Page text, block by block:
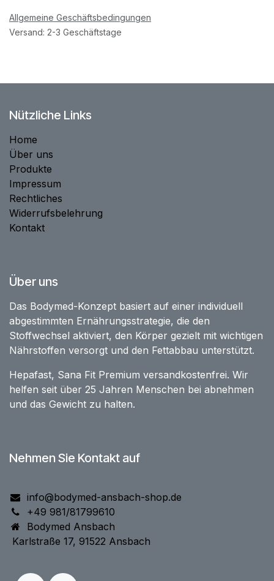
Allgemeine Geschäftsbedingungen
Versand: 2-3 Geschäftstage
Nützliche Links
Home
Über uns
Produkte
Impressum
Rechtliches
Widerrufsbelehrung
Kontakt
Über uns
Das Bodymed-Konzept basiert auf einer individuell
abgestimmten Ernährungsstrategie, die den
Stoffwechsel aktiviert, den Körper gezielt mit wichtigen
Nährstoffen versorgt und den Fettabbau unterstützt.
Hepafast, Sana Fit Premium versandkostenfrei. Wir
helfen seit über 25 Jahren Menschen bei abnehmen
und das Gewicht zu halten.
Nehmen Sie Kontakt auf
info@bodymed-ansbach-shop.de
+49 981/81799610
Bodymed Ansbach
Karlstraße 17, 91522 Ansbach